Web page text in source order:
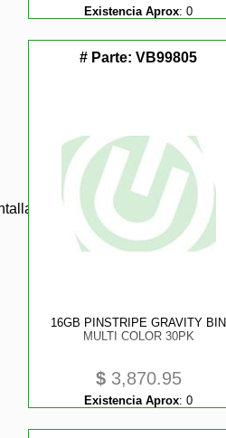
monotores
Existencia Aprox: 0
# Parte:VB99805
16GB PINSTRIPE GRAVITY BIN
MULTI COLOR 30PK
$3,870.95
Existencia Aprox: 0